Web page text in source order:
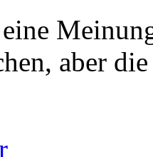
aber